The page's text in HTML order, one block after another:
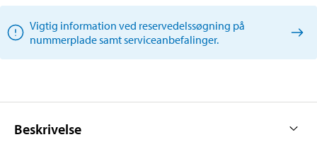
Vigtig information ved reservedelssøgning på
nummerplade samt serviceanbefalinger.
Beskrivelse